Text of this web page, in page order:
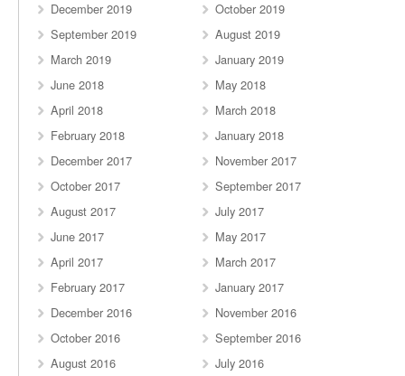
December 2019
October 2019
September 2019
August 2019
March 2019
January 2019
June 2018
May 2018
April 2018
March 2018
February 2018
January 2018
December 2017
November 2017
October 2017
September 2017
August 2017
July 2017
June 2017
May 2017
April 2017
March 2017
February 2017
January 2017
December 2016
November 2016
October 2016
September 2016
August 2016
July 2016